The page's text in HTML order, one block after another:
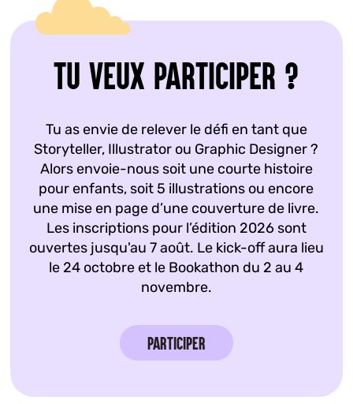
Tu veux participer ?
Tu as envie de relever le défi en tant que
Storyteller, Illustrator ou Graphic Designer ?
Alors envoie-nous soit une courte histoire
pour enfants, soit 5 illustrations ou encore
une mise en page d’une couverture de livre.
Les inscriptions pour l’édition 2026 sont
ouvertes jusqu'au 7 août. Le kick-off aura lieu
le 24 octobre et le Bookathon du 2 au 4
novembre.
Participer